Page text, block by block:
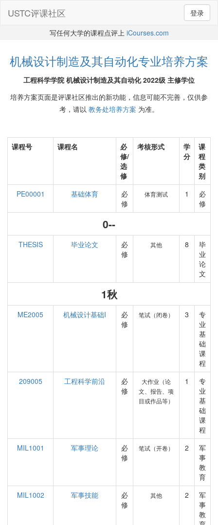
登录
USTC评课社区
写任何大学的课程点评上 iCourses.com
机械设计制造及其自动化专业培养方案
工程科学学院 机械设计制造及其自动化 2022级 主修学位
培养方案页面是评课社区推出的新功能，信息可能不完善，仅供参
考，请以 教务处培养方案 为准。
课程号 课程名
必
修/
选
修
考核形式
学
分
课
程
类
别
PE00001
基础体育
必
修
体育测试 1
必
修
0--
THESIS 毕业论文
必
修
其他 8
毕
业
论
文
1秋
ME2005 机械设计基础I
必
修
笔试（闭卷） 3
专
业
基
础
课
程
209005
工程科学前沿
必
修
大作业（论
文、报告、项
目或作品等）
1
专
业
基
础
课
程
MIL1001
军事理论
必
修
笔试（开卷） 2
军
事
教
育
MIL1002
军事技能
必
修
其他 2
军
事
教